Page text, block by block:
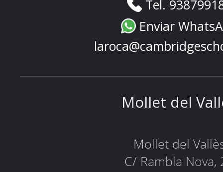
Tel.
Enviar
Mollet del
Mollet del
C/ Rambla Nova,